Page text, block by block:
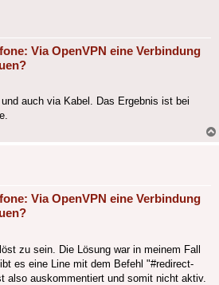
Via OpenVPN eine Verbindung
auch via Kabel. Das Ergebnis ist bei
Via OpenVPN eine Verbindung
zu sein. Die Lösung war in meinem Fall
es eine Line mit dem Befehl "#redirect-
also auskommentiert und somit nicht aktiv.